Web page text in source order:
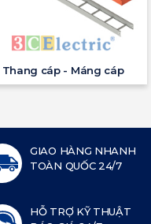
Thang cáp - Máng cáp
GIAO HÀNG NHANH
TOÀN QUỐC 24/7
HỖ TRỢ KỸ THUẬT